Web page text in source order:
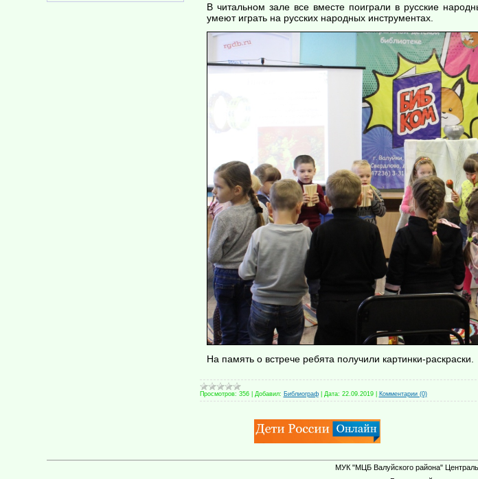
В читальном зале все вместе поиграли в русские
умеют играть на русских народных инструментах.
На память о встрече ребята получили картинки-раскраски.
Просмотров: 356 Добавил: Библиограф Дата: 22.09.2019 Комментарии (0)
МУК "МЦБ Валуйского района"